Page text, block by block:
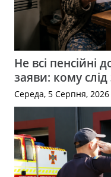
Не всі пенсійні
заяви: кому
Середа, 5 Серпня, 2026